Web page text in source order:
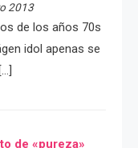
2013
de los años 70s
idol apenas se
de «pureza»